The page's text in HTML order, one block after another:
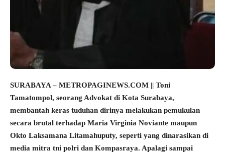
SURABAYA – METROPAGINEWS.COM || Toni
Tamatompol, seorang Advokat di Kota Surabaya,
membantah keras tuduhan dirinya melakukan pemukulan
secara brutal terhadap Maria Virginia Noviante maupun
Okto Laksamana Litamahuputy, seperti yang dinarasikan di
media mitra tni polri dan Kompasraya. Apalagi sampai